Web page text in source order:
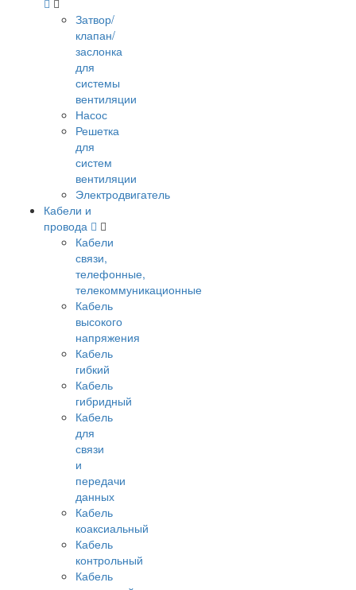
Затвор/
клапан/
заслонка
для
системы
вентиляции
Насос
Решетка
для
систем
вентиляции
Электродвигатель
Кабели и
провода
Кабели
связи,
телефонные,
телекоммуникационные
Кабель
высокого
напряжения
Кабель
гибкий
Кабель
гибридный
Кабель
для
связи
и
передачи
данных
Кабель
коаксиальный
Кабель
контрольный
Кабель